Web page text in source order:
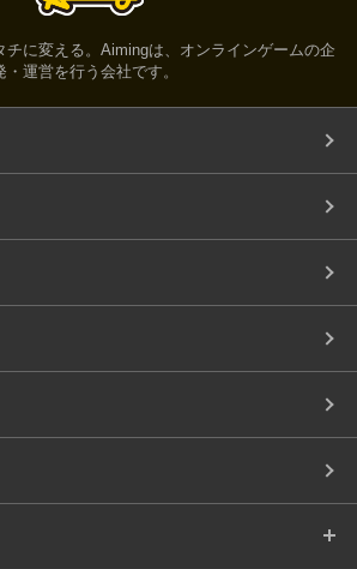
チに変える。Aimingは、オンラインゲームの企
運営を行う会社です。